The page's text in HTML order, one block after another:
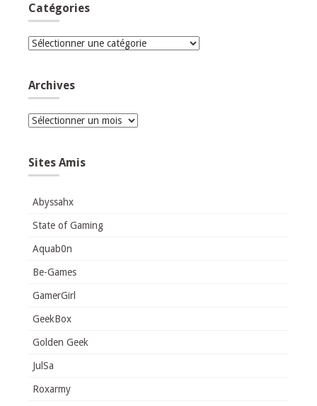
Catégories
Catégories
Archives
Archives
Sites Amis
Abyssahx
State of Gaming
Aquab0n
Be-Games
GamerGirl
GeekBox
Golden Geek
JulSa
Roxarmy